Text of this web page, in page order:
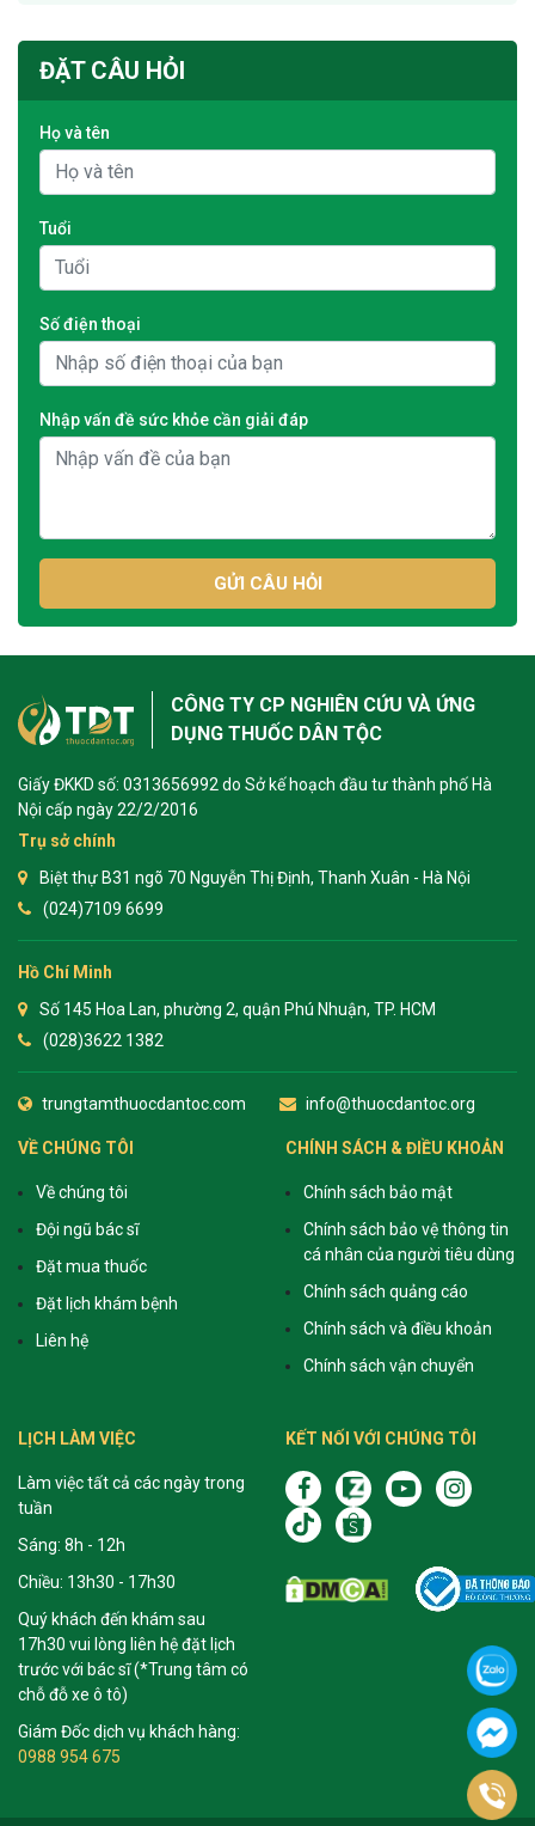
ĐẶT CÂU HỎI
Họ và tên
Tuổi
Số điện thoại
Nhập vấn đề sức khỏe cần giải đáp
GỬI CÂU HỎI
CÔNG TY CP NGHIÊN CỨU VÀ ỨNG
DỤNG THUỐC DÂN TỘC
Giấy ĐKKD số: 0313656992 do Sở kế hoạch đầu tư thành phố Hà
Nội cấp ngày 22/2/2016
Trụ sở chính
Biệt thự B31 ngõ 70 Nguyễn Thị Định, Thanh Xuân - Hà Nội
(024)7109 6699
Hồ Chí Minh
Số 145 Hoa Lan, phường 2, quận Phú Nhuận, TP. HCM
(028)3622 1382
trungtamthuocdantoc.com info@thuocdantoc.org
VỀ CHÚNG TÔI
Về chúng tôi
Đội ngũ bác sĩ
Đặt mua thuốc
Đặt lịch khám bệnh
Liên hệ
CHÍNH SÁCH & ĐIỀU KHOẢN
Chính sách bảo mật
Chính sách bảo vệ thông tin
cá nhân của người tiêu dùng
Chính sách quảng cáo
Chính sách và điều khoản
Chính sách vận chuyển
LỊCH LÀM VIỆC
Làm việc tất cả các ngày trong
tuần
Sáng: 8h - 12h
Chiều: 13h30 - 17h30
Quý khách đến khám sau
17h30 vui lòng liên hệ đặt lịch
trước với bác sĩ (*Trung tâm có
chỗ đỗ xe ô tô)
Giám Đốc dịch vụ khách hàng:
0988 954 675
KẾT NỐI VỚI CHÚNG TÔI